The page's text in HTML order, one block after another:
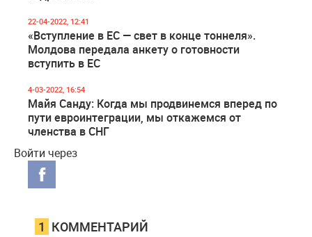
22-04-2022, 12:41
«Вступление в ЕС — свет в конце тоннеля».
Молдова передала анкету о готовности
вступить в ЕС
4-03-2022, 16:54
Майя Санду: Когда мы продвинемся вперед по
пути евроинтеграции, мы откажемся от
членства в СНГ
Войти через
1 КОММЕНТАРИЙ